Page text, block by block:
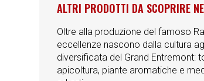
ALTRI PRODOTTI DA SCOPRIRE
Oltre alla produzione del famoso
eccellenze nascono dalla cultura
diversificata del Grand Entremont:
apicoltura, piante aromatiche e